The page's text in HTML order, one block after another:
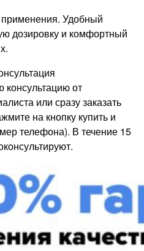
Удобный
дозировку и комфортный
консультацию от
или сразу заказать
на кнопку купить и
телефона). В течение 15